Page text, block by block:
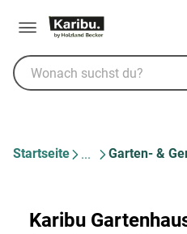
Startseite Garten- &
Karibu